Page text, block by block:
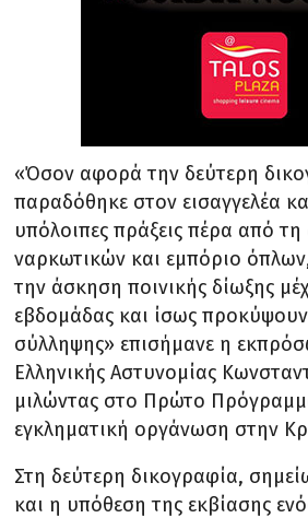
«Όσον αφορά την δεύτερη
παραδόθηκε στον εισαγγελέα
υπόλοιπες πράξεις πέρα από τη
ναρκωτικών και εμπόριο
την άσκηση ποινικής δίωξης
εβδομάδας και ίσως
σύλληψης» επισήμανε η
Ελληνικής Αστυνομίας
μιλώντας στο Πρώτο
εγκληματική οργάνωση στην
Στη δεύτερη δικογραφία,
και η υπόθεση της εκβίασης